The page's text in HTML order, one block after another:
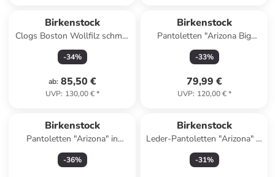
Birkenstock
Clogs Boston Wollfilz schmal
in grau
-34%
ab: 85,50 €
UVP: 130,00 €*
Birkenstock
Pantoletten "Arizona Big
Buckle" in Taupe
-33%
79,99 €
UVP: 120,00 €*
Birkenstock
Pantoletten "Arizona" in
Creme
-36%
Birkenstock
Leder-Pantoletten "Arizona" in
Hellblau
-31%